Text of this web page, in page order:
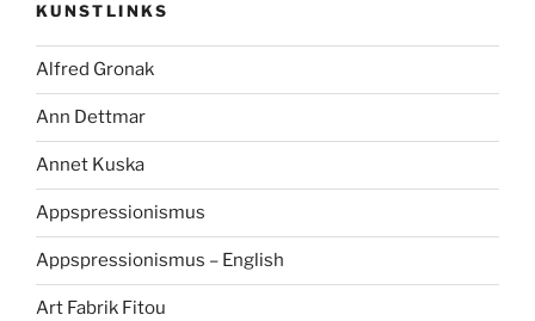
KUNSTLINKS
Alfred Gronak
Ann Dettmar
Annet Kuska
Appspressionismus
Appspressionismus – English
Art Fabrik Fitou